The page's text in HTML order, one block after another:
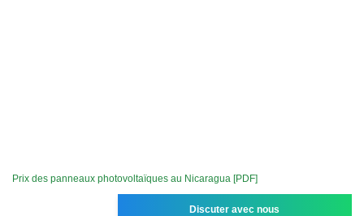
Prix ​​des panneaux photovoltaïques au Nicaragua [PDF]
Discuter avec nous